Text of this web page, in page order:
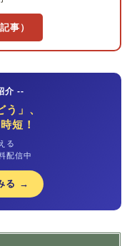
事）
介 --
」、
短！
る
配信中
る →